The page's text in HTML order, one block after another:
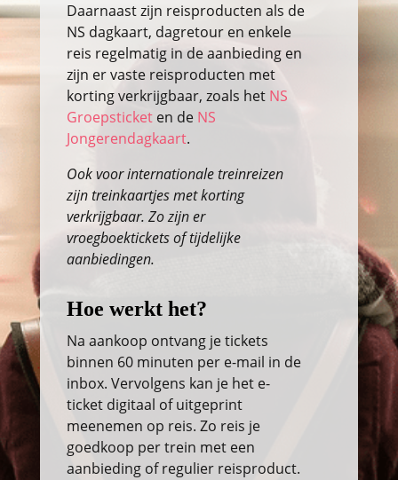
Daarnaast zijn reisproducten als de
NS dagkaart, dagretour en enkele
reis regelmatig in de aanbieding en
zijn er vaste reisproducten met
korting verkrijgbaar, zoals het NS
Groepsticketen de NS
Jongerendagkaart.
Ook voor internationale treinreizen
zijn treinkaartjes met korting
verkrijgbaar. Zo zijn er
vroegboektickets of tijdelijke
aanbiedingen.
Hoe werkt het?
Na aankoop ontvang je tickets
binnen 60 minuten per e-mail in de
inbox. Vervolgens kan je het e-
ticket digitaal of uitgeprint
meenemen op reis. Zo reis je
goedkoop per trein met een
aanbieding of regulier reisproduct.